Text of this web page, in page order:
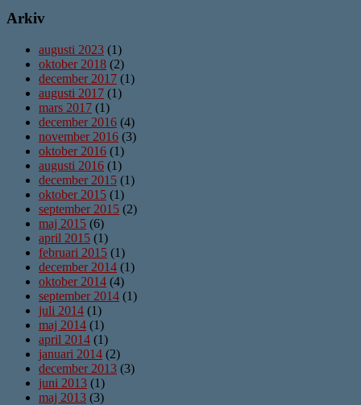
Arkiv
augusti 2023 (1)
oktober 2018 (2)
december 2017 (1)
augusti 2017 (1)
mars 2017 (1)
december 2016 (4)
november 2016 (3)
oktober 2016 (1)
augusti 2016 (1)
december 2015 (1)
oktober 2015 (1)
september 2015 (2)
maj 2015 (6)
april 2015 (1)
februari 2015 (1)
december 2014 (1)
oktober 2014 (4)
september 2014 (1)
juli 2014 (1)
maj 2014 (1)
april 2014 (1)
januari 2014 (2)
december 2013 (3)
juni 2013 (1)
maj 2013 (3)